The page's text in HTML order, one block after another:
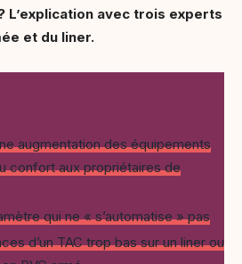
L’explication avec trois experts
et du liner.
augmentation des équipements
confort aux propriétaires de
qui ne « s’automatise » pas
d’un TAC trop bas sur un liner ou